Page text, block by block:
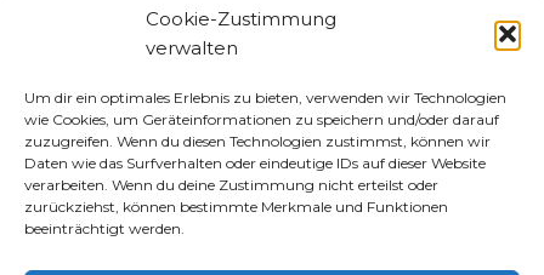
Cookie-Zustimmung
verwalten
Um dir ein optimales Erlebnis zu bieten, verwenden wir Technologien
wie Cookies, um Geräteinformationen zu speichern und/oder darauf
zuzugreifen. Wenn du diesen Technologien zustimmst, können wir
Daten wie das Surfverhalten oder eindeutige IDs auf dieser Website
verarbeiten. Wenn du deine Zustimmung nicht erteilst oder
zurückziehst, können bestimmte Merkmale und Funktionen
beeinträchtigt werden.